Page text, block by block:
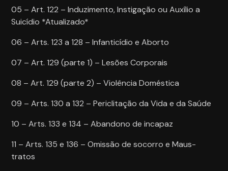
05 – Art. 122 – Induzimento, Instigação ou Auxílio a
Suicídio *Atualizado*
06 – Arts. 123 a 128 – Infanticídio e Aborto
07 – Art. 129 (parte 1) – Lesões Corporais
08 – Art. 129 (parte 2) – Violência Doméstica
09 – Arts. 130 a 132 – Periclitação da Vida e da Saúde
10 – Arts. 133 e 134 – Abandono de incapaz
11 – Arts. 135 e 136 – Omissão de socorro e Maus-
tratos